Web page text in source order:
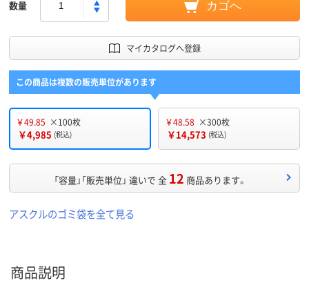
数量 カゴへ
マイカタログへ登録
この商品は複数の販売単位があります
￥49.85 ×100枚
￥4,985 (税込)
￥48.58 ×300枚
￥14,573 (税込)
「容量」「販売単位」 違いで 全 12 商品あります。
アスクルのゴミ袋を全て見る
商品説明